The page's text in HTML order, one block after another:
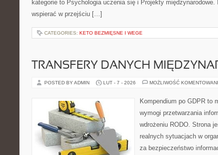
kategorie to Psychologia uczenia się i Projekty
wspierać w przejściu […]
CATEGORIES: KETO BEZMIĘSNE I WEGE
TRANSFERY DANYCH
POSTED BY ADMIN LUT - 7 - 2026 MOŻLIWOŚĆ
Kompendium po GDPR to
wymogi przetwarzania
wdrożeniu RODO. Strona
realnych sytuacjach w
za bezpieczeństwo